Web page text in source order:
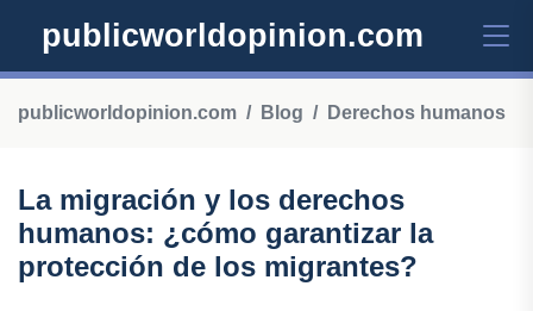
publicworldopinion.com
publicworldopinion.com Blog Derechos humanos
La migración y los derechos
humanos: ¿cómo garantizar la
protección de los migrantes?